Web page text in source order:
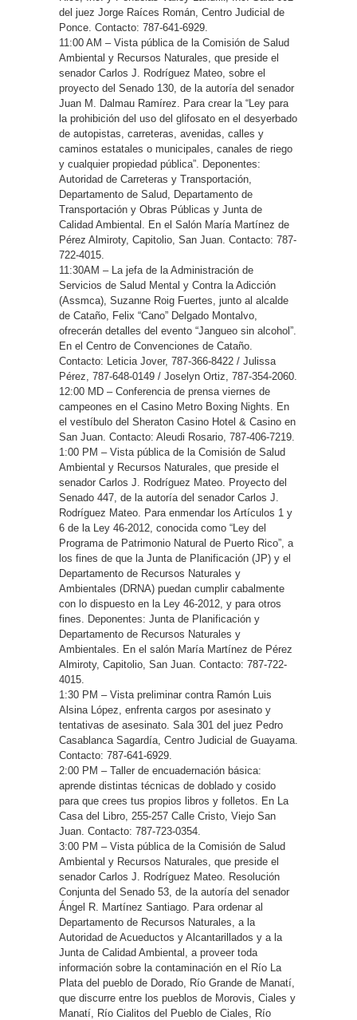
del juez Jorge Raíces Román, Centro Judicial de
Ponce. Contacto: 787-641-6929.
11:00 AM – Vista pública de la Comisión de Salud
Ambiental y Recursos Naturales, que preside el
senador Carlos J. Rodríguez Mateo, sobre el
proyecto del Senado 130, de la autoría del senador
Juan M. Dalmau Ramírez. Para crear la “Ley para
la prohibición del uso del glifosato en el desyerbado
de autopistas, carreteras, avenidas, calles y
caminos estatales o municipales, canales de riego
y cualquier propiedad pública”. Deponentes:
Autoridad de Carreteras y Transportación,
Departamento de Salud, Departamento de
Transportación y Obras Públicas y Junta de
Calidad Ambiental. En el Salón María Martínez de
Pérez Almiroty, Capitolio, San Juan. Contacto: 787-
722-4015.
11:30AM – La jefa de la Administración de
Servicios de Salud Mental y Contra la Adicción
(Assmca), Suzanne Roig Fuertes, junto al alcalde
de Cataño, Felix “Cano” Delgado Montalvo,
ofrecerán detalles del evento “Jangueo sin alcohol”.
En el Centro de Convenciones de Cataño.
Contacto: Leticia Jover, 787-366-8422 / Julissa
Pérez, 787-648-0149 / Joselyn Ortiz, 787-354-2060.
12:00 MD – Conferencia de prensa viernes de
campeones en el Casino Metro Boxing Nights. En
el vestíbulo del Sheraton Casino Hotel & Casino en
San Juan. Contacto: Aleudi Rosario, 787-406-7219.
1:00 PM – Vista pública de la Comisión de Salud
Ambiental y Recursos Naturales, que preside el
senador Carlos J. Rodríguez Mateo. Proyecto del
Senado 447, de la autoría del senador Carlos J.
Rodríguez Mateo. Para enmendar los Artículos 1 y
6 de la Ley 46-2012, conocida como “Ley del
Programa de Patrimonio Natural de Puerto Rico”, a
los fines de que la Junta de Planificación (JP) y el
Departamento de Recursos Naturales y
Ambientales (DRNA) puedan cumplir cabalmente
con lo dispuesto en la Ley 46-2012, y para otros
fines. Deponentes: Junta de Planificación y
Departamento de Recursos Naturales y
Ambientales. En el salón María Martínez de Pérez
Almiroty, Capitolio, San Juan. Contacto: 787-722-
4015.
1:30 PM – Vista preliminar contra Ramón Luis
Alsina López, enfrenta cargos por asesinato y
tentativas de asesinato. Sala 301 del juez Pedro
Casablanca Sagardía, Centro Judicial de Guayama.
Contacto: 787-641-6929.
2:00 PM – Taller de encuadernación básica:
aprende distintas técnicas de doblado y cosido
para que crees tus propios libros y folletos. En La
Casa del Libro, 255-257 Calle Cristo, Viejo San
Juan. Contacto: 787-723-0354.
3:00 PM – Vista pública de la Comisión de Salud
Ambiental y Recursos Naturales, que preside el
senador Carlos J. Rodríguez Mateo. Resolución
Conjunta del Senado 53, de la autoría del senador
Ángel R. Martínez Santiago. Para ordenar al
Departamento de Recursos Naturales, a la
Autoridad de Acueductos y Alcantarillados y a la
Junta de Calidad Ambiental, a proveer toda
información sobre la contaminación en el Río La
Plata del pueblo de Dorado, Río Grande de Manatí,
que discurre entre los pueblos de Morovis, Ciales y
Manatí, Río Cialitos del Pueblo de Ciales, Río